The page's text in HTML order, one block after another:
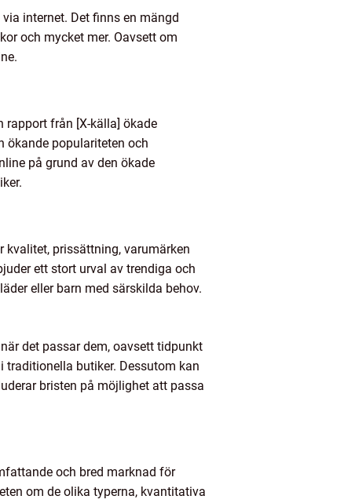
internet. Det finns en mängd
och mycket mer. Oavsett om
rapport från [X-källa] ökade
ökande populariteten och
på grund av den ökade
kvalitet, prissättning, varumärken
ett stort urval av trendiga och
eller barn med särskilda behov.
det passar dem, oavsett tidpunkt
traditionella butiker. Dessutom kan
bristen på möjlighet att passa
och bred marknad för
om de olika typerna, kvantitativa